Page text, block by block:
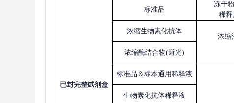
已封完整试剂盒
标准品
冻干粉
稀释
浓缩生物素化抗体
浓缩
浓缩酶结合物(避光)
标准品＆标本通用稀释液
生物素化抗体稀释液